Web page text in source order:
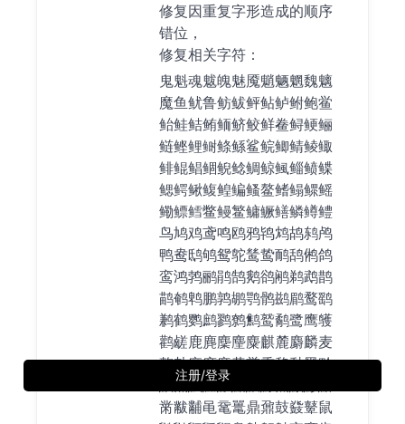
注册/登录
修复因重复字形造成的顺序
错位，
修复相关字符：
鬼魁魂魃魄魅魇魈魉魍魏魑
魔鱼鱿鲁鲂鲅鲆鲇鲈鲋鲍鲎
鲐鲑鲒鲔鲕鲚鲛鲜鲞鲟鲠鲡
鲢鲣鲤鲥鲦鲧鲨鲩鲫鲭鲮鲰
鲱鲲鲳鲴鲵鲶鲷鲸鲺鲻鲼鲽
鳃鳄鳅鳆鳇鳊鳋鳌鳍鳎鳏鳐
鳓鳔鳕鳖鳗鳘鳙鳜鳝鳞鳟鳢
鸟鸠鸡鸢鸣鸥鸦鸨鸩鸪鸫鸬
鸭鸯鸱鸲鸳鸵鸶鸷鸸鸹鸺鸽
鸾鸿鹁鹂鹃鹄鹅鹆鹇鹈鹉鹊
鹋鹌鹎鹏鹑鹕鹗鹘鹚鹛鹜鹞
鹣鹤鹦鹧鹨鹩鹪鹫鹬鹭鹰鹱
鹳鹾鹿麂麇麈麋麒麓麝麟麦
麴麸麻麽麾黄黉黍黎黏黑黔
默黛黜黝黟黠黢黥黧黩黪黯
黹黻黼黾鼋鼍鼎鼐鼓鼗鼙鼠